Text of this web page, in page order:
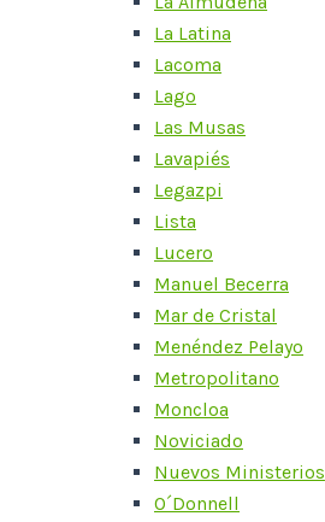
La Latina
Lacoma
Lago
Las Musas
Lavapiés
Legazpi
Lista
Lucero
Manuel Becerra
Mar de Cristal
Menéndez Pelayo
Metropolitano
Moncloa
Noviciado
Nuevos Ministerios
O´Donnell